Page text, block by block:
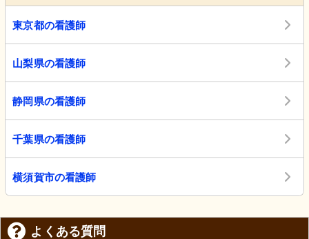
東京都の看護師
山梨県の看護師
静岡県の看護師
千葉県の看護師
横須賀市の看護師
よくある質問